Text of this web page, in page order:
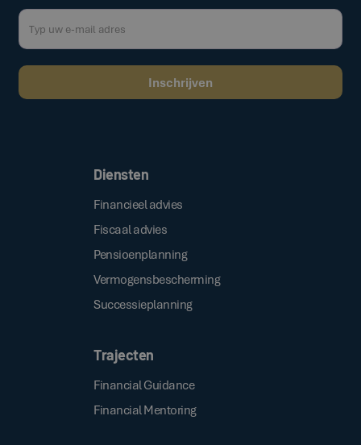
Diensten
Financieel advies
Fiscaal advies
Pensioenplanning
Vermogensbescherming
Successieplanning
Trajecten
Financial Guidance
Financial Mentoring